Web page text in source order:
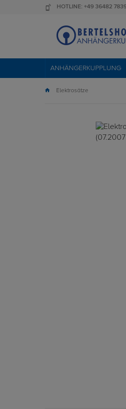
HOTLINE: +49 36482
ANHÄNGERKUPPLUNG
Elektrosätze